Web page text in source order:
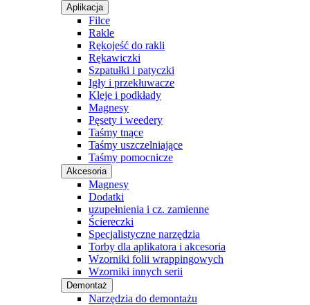
Aplikacja
Filce
Rakle
Rękojeść do rakli
Rękawiczki
Szpatułki i patyczki
Igły i przekłuwacze
Kleje i podkłady
Magnesy
Pęsety i weedery
Taśmy tnące
Taśmy uszczelniające
Taśmy pomocnicze
Akcesoria
Magnesy
Dodatki
uzupełnienia i cz. zamienne
Ściereczki
Specjalistyczne narzędzia
Torby dla aplikatora i akcesoria
Wzorniki folii wrappingowych
Wzorniki innych serii
Demontaż
Narzędzia do demontażu